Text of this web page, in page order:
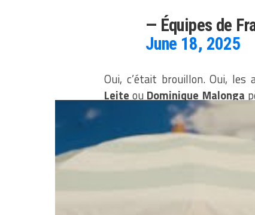
— Équipes de
June 18, 2025
Oui, c’était brouillon. Oui, les
Leiteou Dominique Malonga
compète aussi intense,
Maintenant, place à la Grèce
frayeur en véritable montée en
Elles se sont fait peur,
match, 1 victoire. Et si
bon, cette entrée